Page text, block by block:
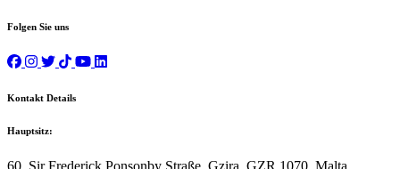
Folgen Sie uns
Kontakt Details
Hauptsitz:
60, Sir Frederick Ponsonby Straße, Gzira, GZR 1070, Malta